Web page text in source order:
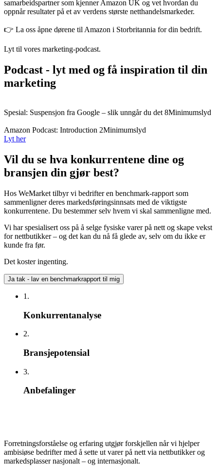
samarbeidspartner som kjenner Amazon UK og vet hvordan du
oppnår resultater på et av verdens største netthandelsmarkeder.
👉 La oss åpne dørene til Amazon i Storbritannia for din bedrift.
Lyt til vores marketing-podcast.
Podcast - lyt med og få inspiration til din
marketing
Spesial: Suspensjon fra Google – slik unngår du det 8Minimumslyd
Amazon Podcast: Introduction 2Minimumslyd
Lyt her
Vil du se hva konkurrentene dine og
bransjen din gjør best?
Hos WeMarket tilbyr vi bedrifter en benchmark-rapport som
sammenligner deres markedsføringsinnsats med de viktigste
konkurrentene. Du bestemmer selv hvem vi skal sammenligne med.
Vi har spesialisert oss på å selge fysiske varer på nett og skape vekst
for nettbutikker – og det kan du nå få glede av, selv om du ikke er
kunde fra før.
Det koster ingenting.
Ja tak - lav en benchmarkrapport til mig
1.
Konkurrentanalyse
2.
Bransjepotensial
3.
Anbefalinger
Forretningsforståelse og erfaring utgjør forskjellen når vi hjelper
ambisiøse bedrifter med å sette ut varer på nett via nettbutikker og
markedsplasser nasjonalt – og internasjonalt.